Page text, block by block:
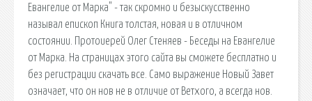
Евангелие от Марка" - так скромно и безыскусственно
называл епископ Книга толстая, новая и в отличном
состоянии. Протоиерей Олег Стеняев - Беседы на Евангелие
от Марка. На страницах этого сайта вы сможете бесплатно и
без регистрации скачать все. Само выражение Новый Завет
означает, что он нов не в отличие от Ветхого, а всегда нов.